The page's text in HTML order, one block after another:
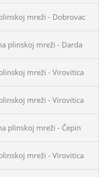
mreži - Dobrovac
plinskoj mreži - Darda
mreži - Virovitica
mreži - Virovitica
plinskoj mreži - Čepin
mreži - Virovitica